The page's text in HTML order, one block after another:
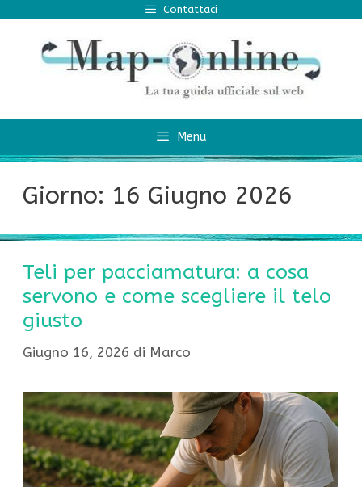
contenuto
Contattaci
Menu
Giorno: 16 Giugno 2026
Teli per pacciamatura: a cosa
servono e come scegliere il telo
giusto
Giugno 16, 2026 di Marco